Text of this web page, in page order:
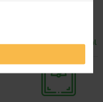
metabolismului bazal